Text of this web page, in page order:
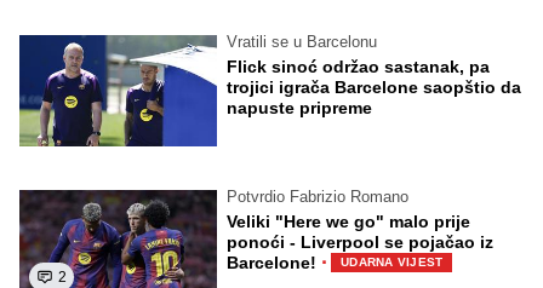
Vratili se u Barcelonu
Flick sinoć održao sastanak, pa
trojici igrača Barcelone saopštio da
napuste pripreme
2
Potvrdio Fabrizio Romano
Veliki "Here we go" malo prije
ponoći - Liverpool se pojačao iz
Barcelone! · UDARNA VIJEST